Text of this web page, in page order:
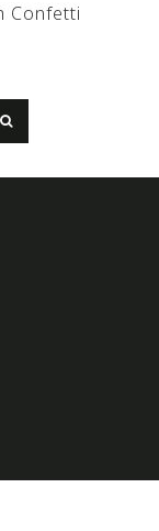
Confetti